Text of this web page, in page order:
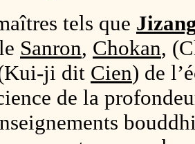
tels que
Sanron, Chokan,
ji dit Cien) de
de la